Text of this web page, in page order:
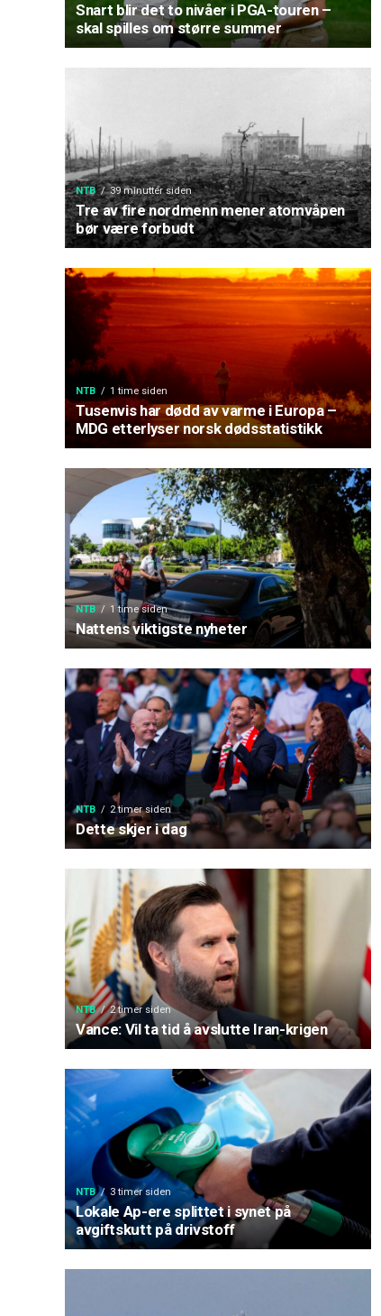
Snart blir det to nivåer i PGA-touren –
skal spilles om større summer
NTB 39 minutter siden
Tre av fire nordmenn mener atomvåpen
bør være forbudt
NTB 1 time siden
Tusenvis har dødd av varme i Europa –
MDG etterlyser norsk dødsstatistikk
NTB 1 time siden
Nattens viktigste nyheter
NTB 2 timer siden
Dette skjer i dag
NTB 2 timer siden
Vance: Vil ta tid å avslutte Iran-krigen
NTB 3 timer siden
Lokale Ap-ere splittet i synet på
avgiftskutt på drivstoff